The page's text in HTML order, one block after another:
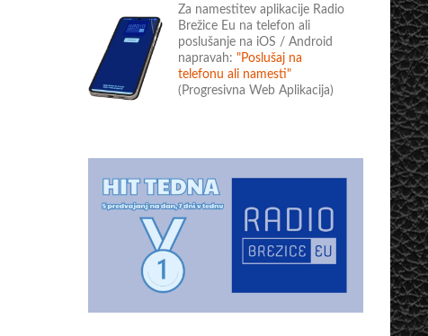
Za namestitev aplikacije Radio
Brežice Eu na telefon ali
poslušanje na iOS / Android
napravah: "Poslušaj na
telefonu ali namesti"
(Progresivna Web Aplikacija)